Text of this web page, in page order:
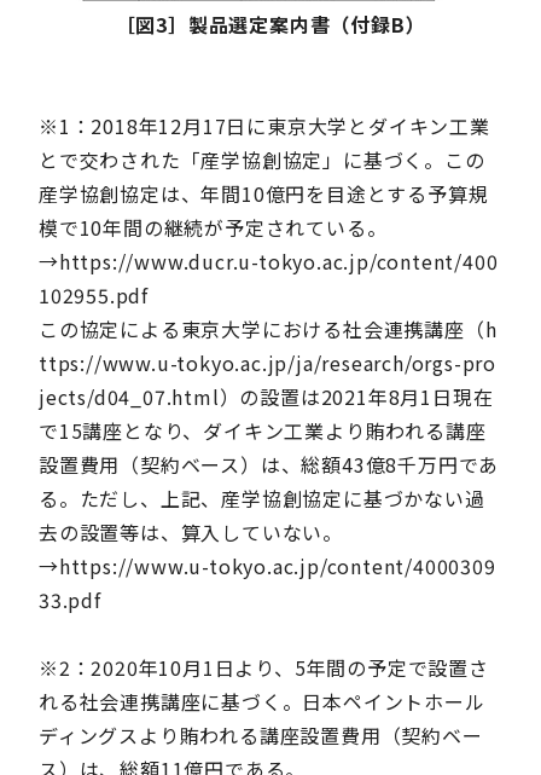
［図3］製品選定案内書（付録B）
※1：2018年12月17日に東京大学とダイキン工業
とで交わされた「産学協創協定」に基づく。この
産学協創協定は、年間10億円を目途とする予算規
模で10年間の継続が予定されている。
→https://www.ducr.u-tokyo.ac.jp/content/400
102955.pdf
この協定による東京大学における社会連携講座（h
ttps://www.u-tokyo.ac.jp/ja/research/orgs-pro
jects/d04_07.html）の設置は2021年8月1日現在
で15講座となり、ダイキン工業より賄われる講座
設置費用（契約ベース）は、総額43億8千万円であ
る。ただし、上記、産学協創協定に基づかない過
去の設置等は、算入していない。
→https://www.u-tokyo.ac.jp/content/4000309
33.pdf
※2：2020年10月1日より、5年間の予定で設置さ
れる社会連携講座に基づく。日本ペイントホール
ディングスより賄われる講座設置費用（契約ベー
ス）は、総額11億円である。